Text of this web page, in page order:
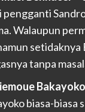
pengganti
Walaupun
setidaknya
tanpa
Bakayoko
biasa-biasa